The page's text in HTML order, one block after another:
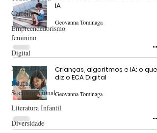
Carreira
Empreendedorismo
feminino
Digital
Maternidade
Educação
Socioemocional
Literatura Infantil
Diversidade
IA
Geovanna Tominaga
Crianças, algoritmos e IA: o que
diz o ECA Digital
Geovanna Tominaga